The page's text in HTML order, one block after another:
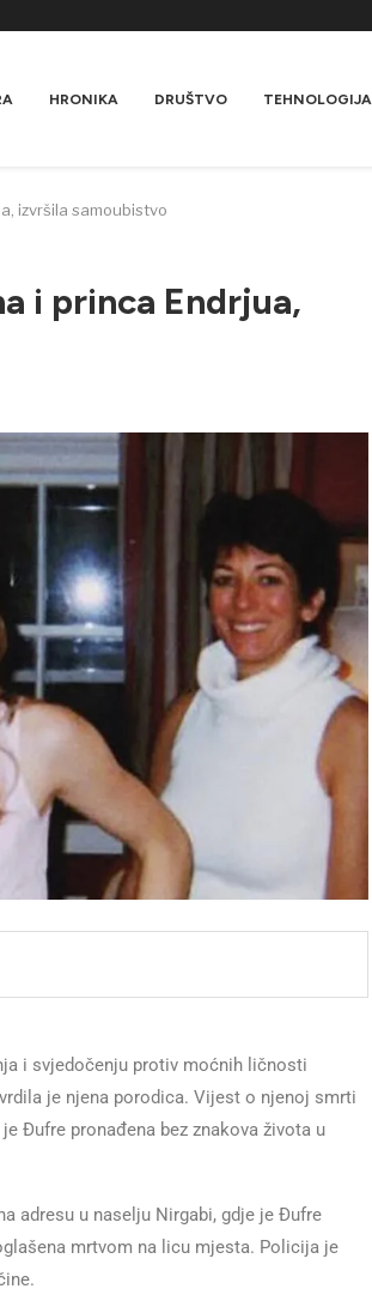
HRONIKA DRUŠTVO TEHNOLOGIJA
izvršila samoubistvo
i princa Endrjua,
i svjedočenju protiv moćnih ličnosti
je njena porodica. Vijest o njenoj smrti
Đufre pronađena bez znakova života u
adresu u naselju Nirgabi, gdje je Đufre
mrtvom na licu mjesta. Policija je